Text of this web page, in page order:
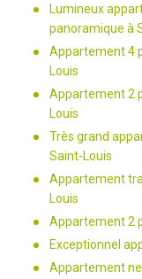
Lumineux
panoramique à
Appartement 4
Louis
Appartement 2
Louis
Très grand
Saint-Louis
Appartement
Louis
Appartement 2
Exceptionnel
Appartement